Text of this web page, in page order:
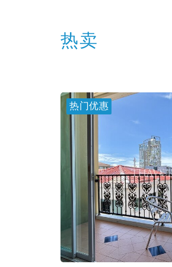
热卖
热门优惠